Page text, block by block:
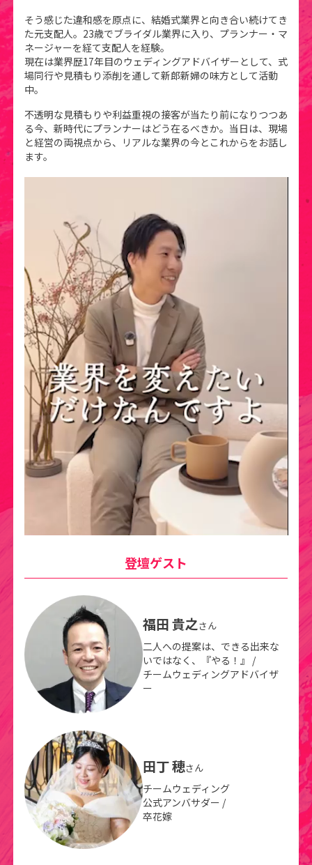
そう感じた違和感を原点に、結婚式業界と向き合い続けてき
た元支配人。23歳でブライダル業界に入り、プランナー・マ
ネージャーを経て支配人を経験。
現在は業界歴17年目のウェディングアドバイザーとして、式
場同行や見積もり添削を通して新郎新婦の味方として活動
中。
不透明な見積もりや利益重視の接客が当たり前になりつつあ
る今、新時代にプランナーはどう在るべきか。当日は、現場
と経営の両視点から、リアルな業界の今とこれからをお話し
ます。
登壇ゲスト
福田 貴之さん
二人への提案は、できる出来な
いではなく、『やる！』 /
チームウェディングアドバイザ
ー
田丁 穂さん
チームウェディング
公式アンバサダー /
卒花嫁